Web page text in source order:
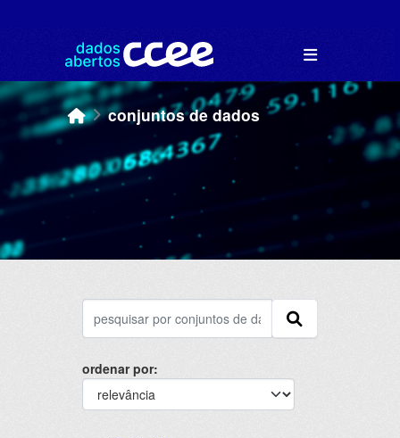
conjuntos de dados
ordenar por